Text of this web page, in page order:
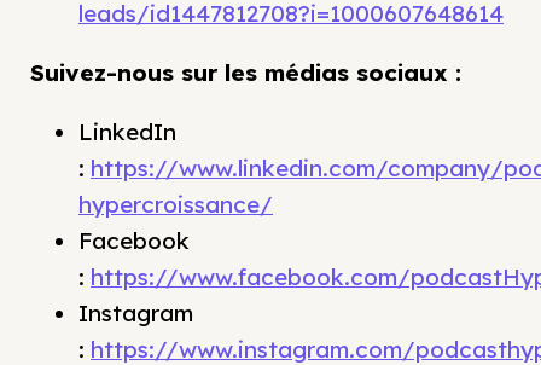
leads/id1447812708?i=1000607648614
Suivez-nous sur les médias sociaux :
LinkedIn
: https://www.linkedin.com/company/
hypercroissance/
Facebook
: https://www.facebook.com/
Instagram
: https://www.instagram.com/